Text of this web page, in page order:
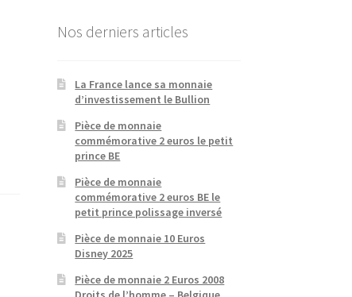
Nos derniers articles
La France lance sa monnaie
d’investissement le Bullion
Pièce de monnaie
commémorative 2 euros le petit
prince BE
Pièce de monnaie
commémorative 2 euros BE le
petit prince polissage inversé
Pièce de monnaie 10 Euros
Disney 2025
Pièce de monnaie 2 Euros 2008